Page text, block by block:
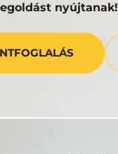
nyújtanak!